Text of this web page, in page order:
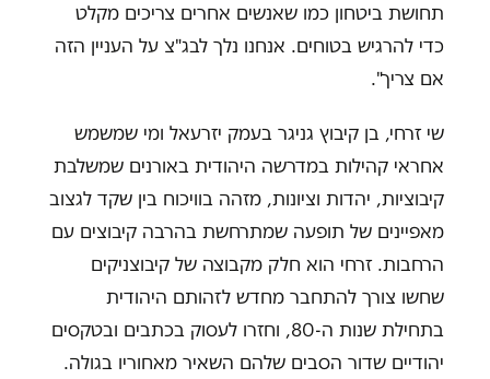
תחושת ביטחון כמו שאנשים אחרים צריכים מקלט
כדי להרגיש בטוחים. אנחנו נלך לבג"צ על העניין הזה
אם צריך".
שי זרחי, בן קיבוץ גניגר בעמק יזרעאל ומי שמשמש
אחראי קהילות במדרשה היהודית באורנים שמשלבת
קיבוציות, יהדות וציונות, מזהה בוויכוח בין שקד לגצוב
מאפיינים של תופעה שמתרחשת בהרבה קיבוצים עם
הרחבות. זרחי הוא חלק מקבוצה של קיבוצניקים
שחשו צורך להתחבר מחדש לזהותם היהודית
בתחילת שנות ה-80, וחזרו לעסוק בכתבים ובטקסים
יהודיים שדור הסבים שלהם השאיר מאחוריו בגולה.